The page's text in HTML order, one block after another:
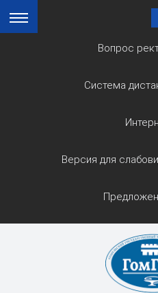
Вопрос
Система
Версия для